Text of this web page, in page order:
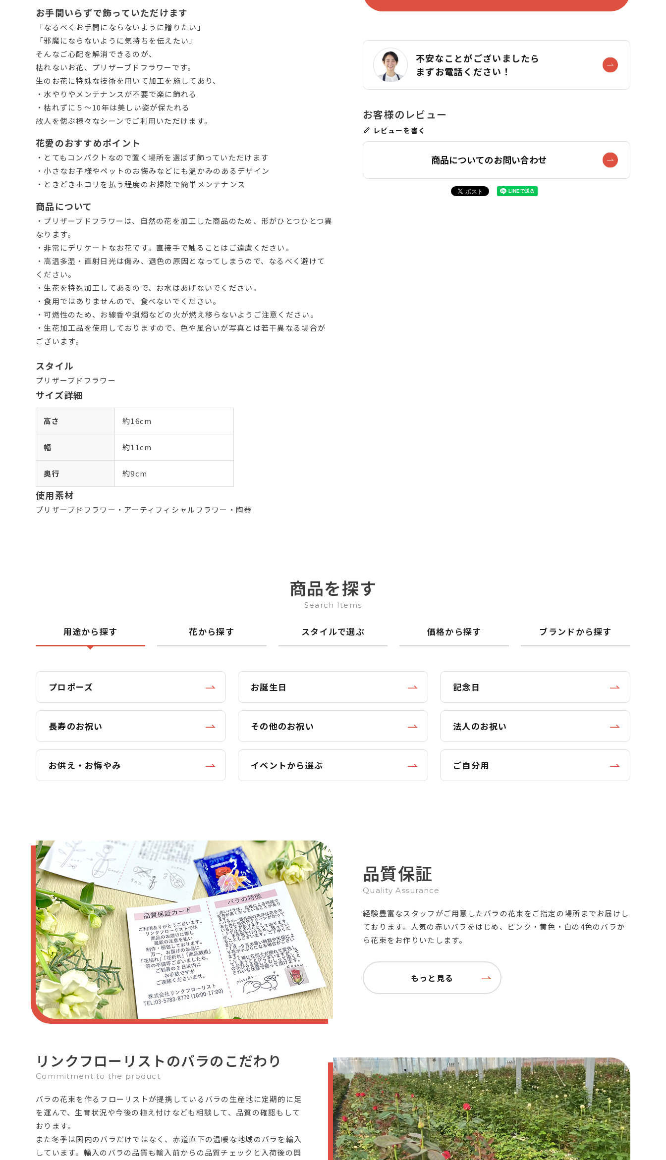
お手間いらずで飾っていただけます
「なるべくお手間にならないように贈りたい」
「邪魔にならないように気持ちを伝えたい」
そんなご心配を解消できるのが、
枯れないお花、プリザーブドフラワーです。
生のお花に特殊な技術を用いて加工を施してあり、
・水やりやメンテナンスが不要で楽に飾れる
・枯れずに５～10年は美しい姿が保たれる
故人を偲ぶ様々なシーンでご利用いただけます。
花愛のおすすめポイント
・とてもコンパクトなので置く場所を選ばず飾っていただけます
・小さなお子様やペットのお悔みなどにも温かみのあるデザイン
・ときどきホコリを払う程度のお掃除で簡単メンテナンス
商品について
・プリザーブドフラワーは、自然の花を加工した商品のため、形がひとつひとつ異
なります。
・非常にデリケートなお花です。直接手で触ることはご遠慮ください。
・高温多湿・直射日光は傷み、退色の原因となってしまうので、なるべく避けて
ください。
・生花を特殊加工してあるので、お水はあげないでください。
・食用ではありませんので、食べないでください。
・可燃性のため、お線香や蝋燭などの火が燃え移らないようご注意ください。
・生花加工品を使用しておりますので、色や風合いが写真とは若干異なる場合が
ございます。
スタイル
プリザーブドフラワー
サイズ詳細
高さ 約16cm
幅 約11cm
奥行 約9cm
使用素材
プリザーブドフラワー・アーティフィシャルフラワー・陶器
不安なことがございましたら
まずお電話ください！
レビューを書く
商品についてのお問い合わせ
商品を探す
Search Items
用途から探す 花から探す スタイルで選ぶ 価格から探す ブランドから探す
プロポーズ お誕生日 記念日
長寿のお祝い その他のお祝い 法人のお祝い
お供え・お悔やみ イベントから選ぶ ご自分用
品質保証
Quality Assurance
経験豊富なスタッフがご用意したバラの花束をご指定の場所までお届けし
ております。人気の赤いバラをはじめ、ピンク・黄色・白の4色のバラか
ら花束をお作りいたします。
もっと見る
リンクフローリストのバラのこだわり
Commitment to the product
バラの花束を作るフローリストが提携しているバラの生産地に定期的に足
を運んで、生育状況や今後の植え付けなども相談して、品質の確認もして
おります。
また冬季は国内のバラだけではなく、赤道直下の温暖な地域のバラを輸入
しています。輸入のバラの品質も輸入前からの品質チェックと入荷後の開